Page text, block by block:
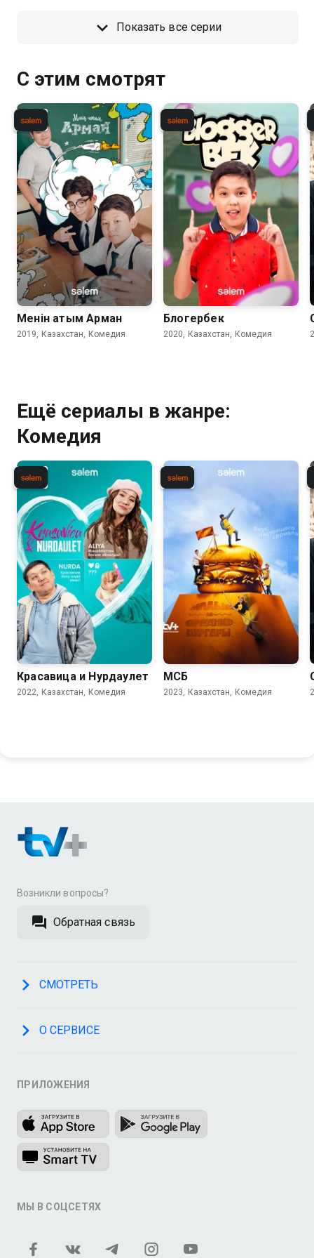
Показать все серии
С этим смотрят
Менiн атым Арман
2019, Казахстан, Комедия
Блогербек
2020, Казахстан, Комедия
Ещё сериалы в жанре:
Комедия
Красавица и Нурдаулет
2022, Казахстан, Комедия
МСБ
2023, Казахстан, Комедия
Возникли вопросы?
Обратная связь
СМОТРЕТЬ
О СЕРВИСЕ
ПРИЛОЖЕНИЯ
МЫ В СОЦСЕТЯХ